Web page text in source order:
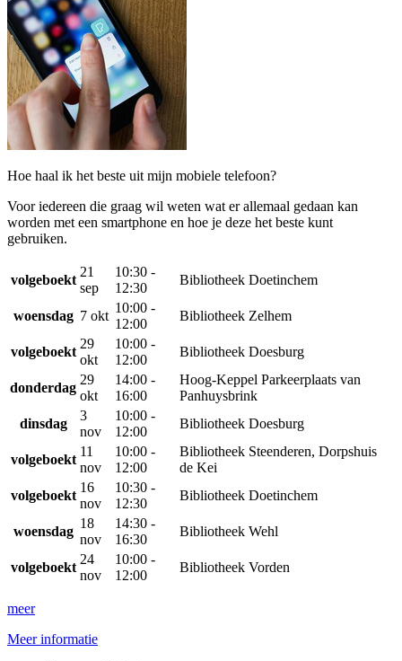
Hoe haal ik het beste uit mijn mobiele telefoon?
Voor iedereen die graag wil weten wat er allemaal gedaan kan
worden met een smartphone en hoe je deze het beste kunt
gebruiken.
volgeboekt
21
sep
10:30 -
12:30
Bibliotheek Doetinchem
woensdag 7 okt
10:00 -
12:00
Bibliotheek Zelhem
volgeboekt
29
okt
10:00 -
12:00
Bibliotheek Doesburg
donderdag
29
okt
14:00 -
16:00
Hoog-Keppel Parkeerplaats van
Panhuysbrink
dinsdag
3
nov
10:00 -
12:00
Bibliotheek Doesburg
volgeboekt
11
nov
10:00 -
12:00
Bibliotheek Steenderen, Dorpshuis
de Kei
volgeboekt
16
nov
10:30 -
12:30
Bibliotheek Doetinchem
woensdag
18
nov
14:30 -
16:30
Bibliotheek Wehl
volgeboekt
24
nov
10:00 -
12:00
Bibliotheek Vorden
meer
Meer informatie